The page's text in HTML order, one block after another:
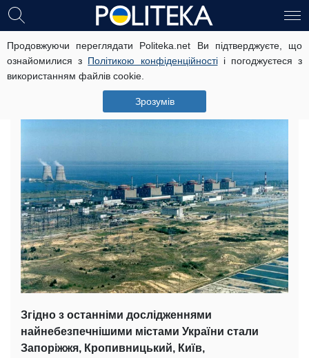
Продовжуючи переглядати Politeka.net Ви підтверджуєте, що
ознайомилися з Політикою конфіденційностіі погоджуєтеся з
використанням файлів cookie.
Зрозумів
Названо найнебезпечніші міста
України (інфографіка)
Згідно з останніми дослідженнями
найнебезпечнішими містами України стали
Запоріжжя, Кропивницький, Київ,